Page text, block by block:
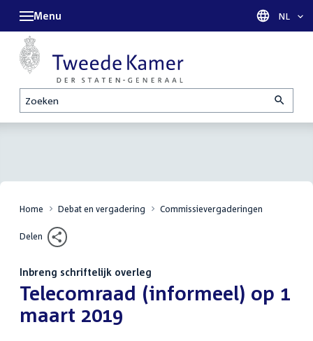
Zoeken
Menu Taal
NL
Home Debat en vergadering Commissievergaderingen
Delen
Inbreng schriftelijk overleg
:Telecomraad (informeel) op 1
maart 2019